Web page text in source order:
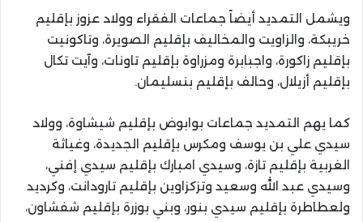
ويشمل التمديد أيضاً جماعات الفقراء وولاد عزوز بإقليم
خريبكة، والزاويت والمخاليف بإقليم الصويرة، وتاكونيت
بإقليم زاكورة، واجبابرة ومزراوة بإقليم تاونات، وآيت تكال
بإقليم أزيلال، وحالف بإقليم بنسليمان.
كما يهم التمديد جماعات بوابوض بإقليم شيشاوة، وولاد
سيدي علي بن يوسف ومكرس بإقليم الجديدة، وغياثة
الغربية بإقليم تازة، وسيدي امبارك بإقليم سيدي إفني،
وسيدي عبد الله وسعيد وتزكزاوين بإقليم تارودانت، وكرديد
ولعطاطرة بإقليم سيدي بنور، وبني بوزرة بإقليم شفشاون،